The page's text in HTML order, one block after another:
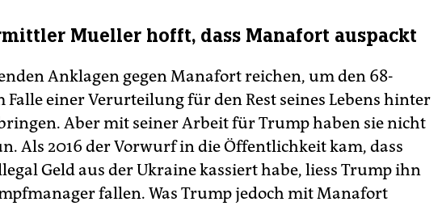
Mueller hofft, dass Manafort auspackt
Anklagen gegen Manafort reichen, um den 68-
einer Verurteilung für den Rest seines Lebens hinter
Aber mit seiner Arbeit für Trump haben sie nicht
Als 2016 der Vorwurf in die Öffentlichkeit kam, dass
Geld aus der Ukraine kassiert habe, liess Trump ihn
fallen. Was Trump jedoch mit Manafort